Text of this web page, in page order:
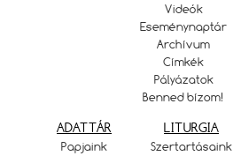
Videók
Eseménynaptár
Archívum
Címkék
Pályázatok
Benned bízom!
ADATTÁR
Papjaink
LITURGIA
Szertartásaink